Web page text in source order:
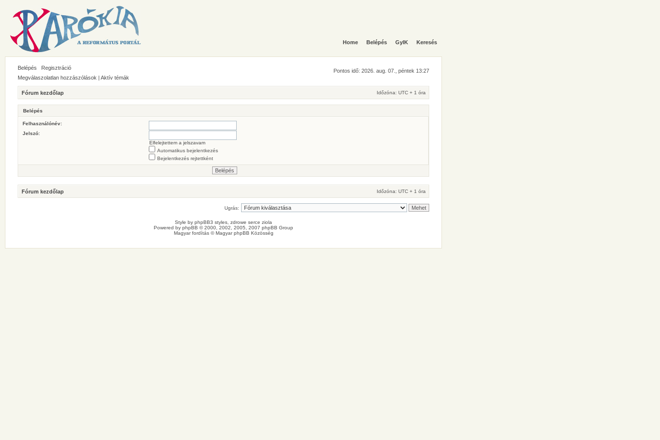
Home Belépés GyIK Keresés
Belépés Regisztráció
Pontos idő: 2026. aug. 07., péntek 13:27
Megválaszolatlan hozzászólások | Aktív témák
Fórum kezdőlap Időzóna: UTC + 1 óra
Belépés
Felhasználónév:
Jelszó:
Elfelejtettem a jelszavam
Automatikus bejelentkezés
Bejelentkezés rejtettként
Fórum kezdőlap Időzóna: UTC + 1 óra
Ugrás:
Style by phpBB3 styles , zdrowe serce ziola
Powered by phpBB © 2000, 2002, 2005, 2007 phpBB Group
Magyar fordítás ©Magyar phpBB Közösség